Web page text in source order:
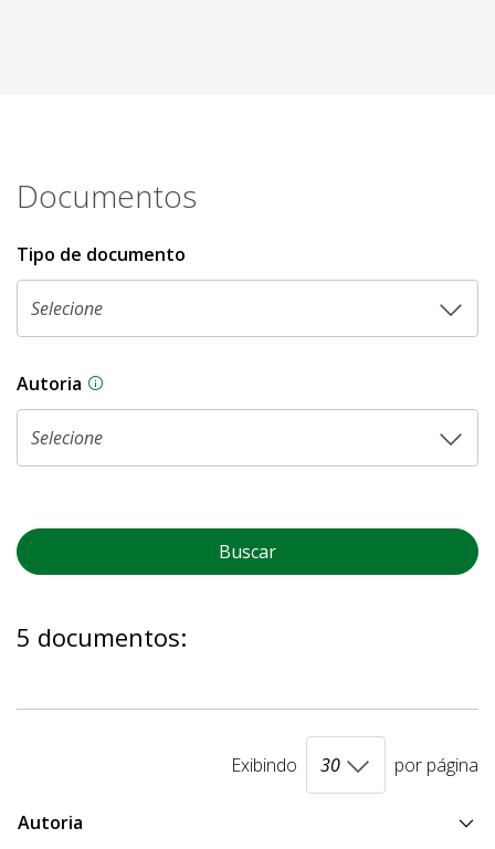
Documentos
Tipo de documento
Autoria As proposições legislativas na CLDF podem
Buscar
5 documentos:
Exibindo por página
Autoria